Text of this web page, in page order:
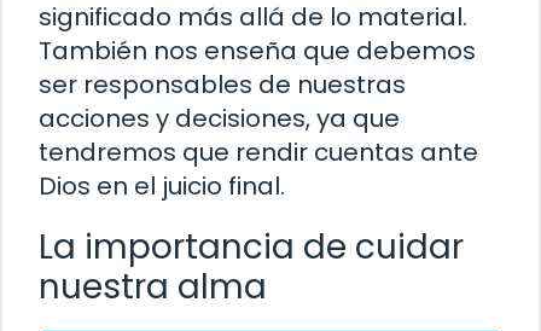
significado más allá de lo material.
También nos enseña que debemos
ser responsables de nuestras
acciones y decisiones, ya que
tendremos que rendir cuentas ante
Dios en el juicio final.
La importancia de cuidar
nuestra alma